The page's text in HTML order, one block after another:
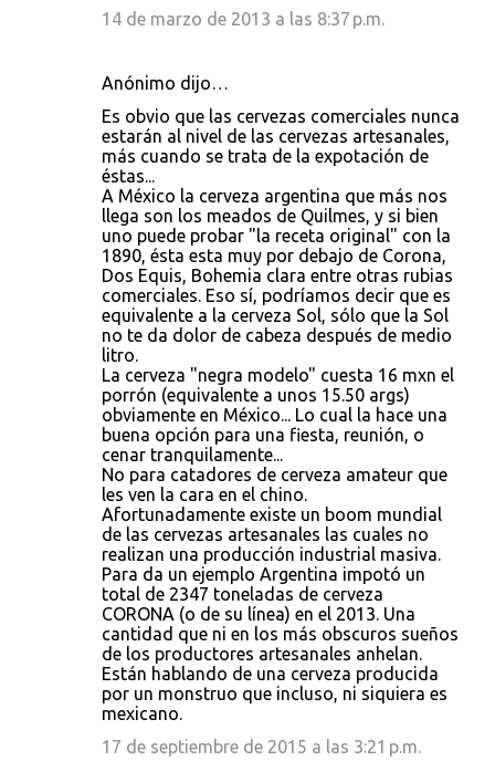
14 de marzo de 2013 a las 8:37 p.m.
Anónimo dijo…
Es obvio que las cervezas comerciales nunca
estarán al nivel de las cervezas artesanales,
más cuando se trata de la expotación de
éstas...
A México la cerveza argentina que más nos
llega son los meados de Quilmes, y si bien
uno puede probar "la receta original" con la
1890, ésta esta muy por debajo de Corona,
Dos Equis, Bohemia clara entre otras rubias
comerciales. Eso sí, podríamos decir que es
equivalente a la cerveza Sol, sólo que la Sol
no te da dolor de cabeza después de medio
litro.
La cerveza "negra modelo" cuesta 16 mxn el
porrón (equivalente a unos 15.50 args)
obviamente en México... Lo cual la hace una
buena opción para una fiesta, reunión, o
cenar tranquilamente...
No para catadores de cerveza amateur que
les ven la cara en el chino.
Afortunadamente existe un boom mundial
de las cervezas artesanales las cuales no
realizan una producción industrial masiva.
Para da un ejemplo Argentina impotó un
total de 2347 toneladas de cerveza
CORONA (o de su línea) en el 2013. Una
cantidad que ni en los más obscuros sueños
de los productores artesanales anhelan.
Están hablando de una cerveza producida
por un monstruo que incluso, ni siquiera es
mexicano.
17 de septiembre de 2015 a las 3:21 p.m.